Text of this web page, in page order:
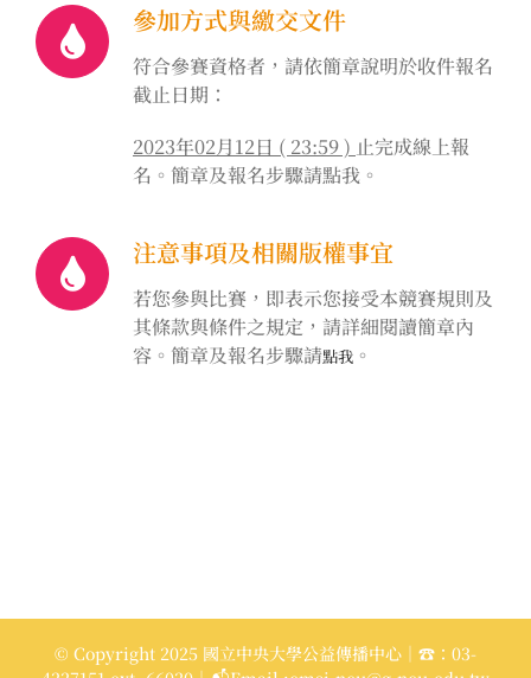
參加方式與繳交文件
符合參賽資格者，請依簡章說明於收件報名
截止日期：
2023年02月12日 ( 23:59 ) 止完成線上報
名。簡章及報名步驟請點我 。
注意事項及相關版權事宜
若您參與比賽，即表示您接受本競賽規則及
其條款與條件之規定，請詳細閱讀簡章內
容。簡章及報名步驟請點我 。
© Copyright 2025 國立中央大學公益傳播中心｜☎：03-